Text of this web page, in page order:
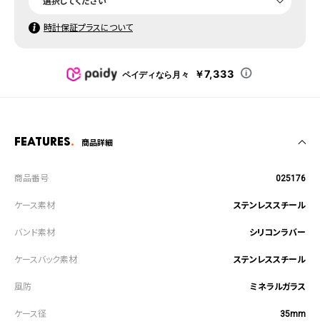
時計保証プラスについて
ペイディなら月々 ￥7,333
Features 商品詳細
025176
ステンレススチール
シリコンラバー
ステンレススチール
ミネラルガラス
35mm